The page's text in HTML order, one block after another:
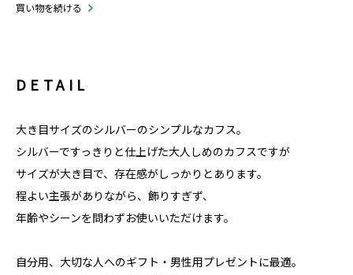
買い物を続ける
DETAIL
大き目サイズのシルバーのシンプルなカフス。
シルバーですっきりと仕上げた大人しめのカフスですが
サイズが大き目で、存在感がしっかりとあります。
程よい主張がありながら、飾りすぎず、
年齢やシーンを問わずお使いいただけます。
自分用、大切な人へのギフト・男性用プレゼントに最適。